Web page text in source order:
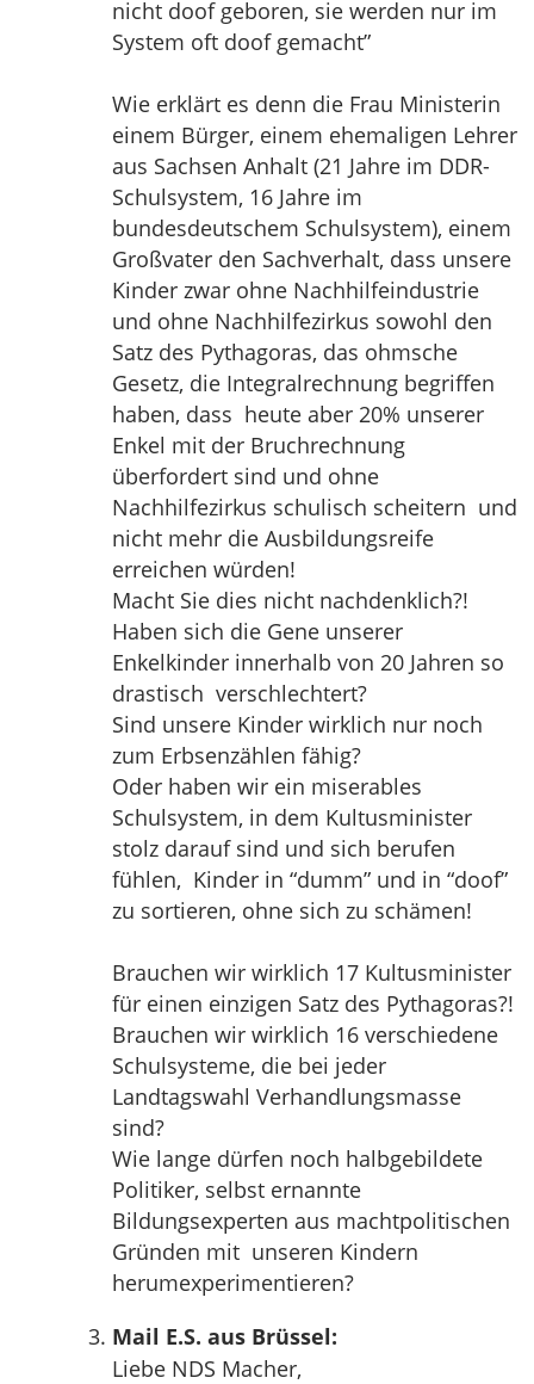
nicht doof geboren, sie werden nur im
System oft doof gemacht”
Wie erklärt es denn die Frau Ministerin
einem Bürger, einem ehemaligen Lehrer
aus Sachsen Anhalt (21 Jahre im DDR-
Schulsystem, 16 Jahre im
bundesdeutschem Schulsystem), einem
Großvater den Sachverhalt, dass unsere
Kinder zwar ohne Nachhilfeindustrie
und ohne Nachhilfezirkus sowohl den
Satz des Pythagoras, das ohmsche
Gesetz, die Integralrechnung begriffen
haben, dass heute aber 20% unserer
Enkel mit der Bruchrechnung
überfordert sind und ohne
Nachhilfezirkus schulisch scheitern und
nicht mehr die Ausbildungsreife
erreichen würden!
Macht Sie dies nicht nachdenklich?!
Haben sich die Gene unserer
Enkelkinder innerhalb von 20 Jahren so
drastisch verschlechtert?
Sind unsere Kinder wirklich nur noch
zum Erbsenzählen fähig?
Oder haben wir ein miserables
Schulsystem, in dem Kultusminister
stolz darauf sind und sich berufen
fühlen, Kinder in “dumm” und in “doof”
zu sortieren, ohne sich zu schämen!
Brauchen wir wirklich 17 Kultusminister
für einen einzigen Satz des Pythagoras?!
Brauchen wir wirklich 16 verschiedene
Schulsysteme, die bei jeder
Landtagswahl Verhandlungsmasse
sind?
Wie lange dürfen noch halbgebildete
Politiker, selbst ernannte
Bildungsexperten aus machtpolitischen
Gründen mit unseren Kindern
herumexperimentieren?
Mail E.S. aus Brüssel:
Liebe NDS Macher,